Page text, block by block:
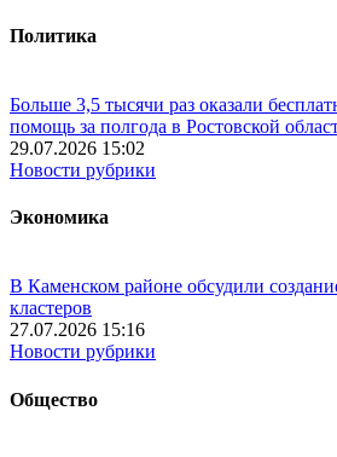
Политика
Больше 3,5 тысячи раз оказали
помощь за полгода в Ростовской
29.07.2026 15:02
Новости рубрики
Экономика
В Каменском районе обсудили
кластеров
27.07.2026 15:16
Новости рубрики
Общество